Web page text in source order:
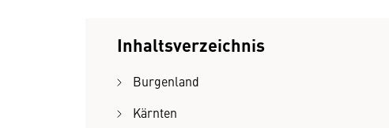
Inhaltsverzeichnis
Burgenland
Kärnten